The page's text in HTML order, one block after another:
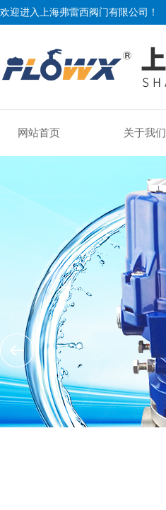
欢迎进入上海弗雷西阀门有限公司！
网站首页 关于我们